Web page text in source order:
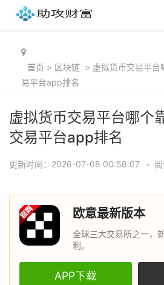
首页 > 区块链 > 虚拟货币交易平台
易平台app排名
虚拟货币交易平台哪个
交易平台app排名
更新时间：2026-07-08 00:58:07 •
欧意最新版本
全球三大交易所之一，
利。
APP下载